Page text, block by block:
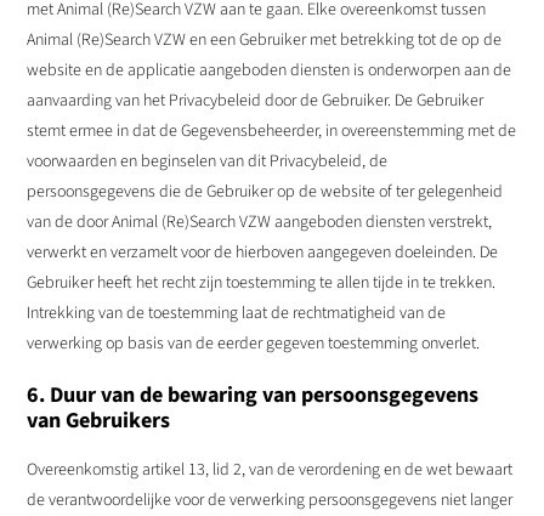
met Animal (Re)Search VZW aan te gaan. Elke overeenkomst tussen
Animal (Re)Search VZW en een Gebruiker met betrekking tot de op de
website en de applicatie aangeboden diensten is onderworpen aan de
aanvaarding van het Privacybeleid door de Gebruiker. De Gebruiker
stemt ermee in dat de Gegevensbeheerder, in overeenstemming met de
voorwaarden en beginselen van dit Privacybeleid, de
persoonsgegevens die de Gebruiker op de website of ter gelegenheid
van de door Animal (Re)Search VZW aangeboden diensten verstrekt,
verwerkt en verzamelt voor de hierboven aangegeven doeleinden. De
Gebruiker heeft het recht zijn toestemming te allen tijde in te trekken.
Intrekking van de toestemming laat de rechtmatigheid van de
verwerking op basis van de eerder gegeven toestemming onverlet.
6. Duur van de bewaring van persoonsgegevens
van Gebruikers
Overeenkomstig artikel 13, lid 2, van de verordening en de wet bewaart
de verantwoordelijke voor de verwerking persoonsgegevens niet langer